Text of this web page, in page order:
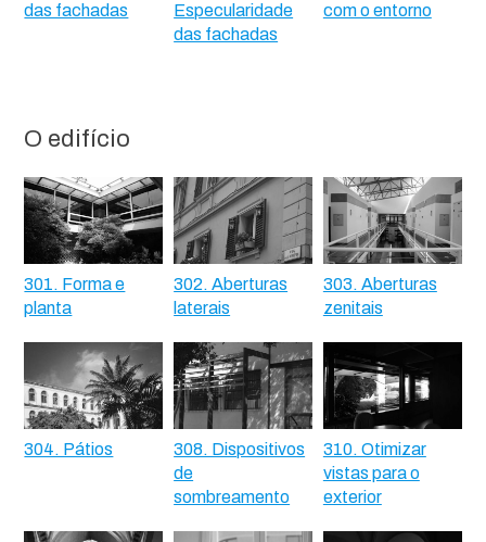
das fachadas
Especularidade
das fachadas
com o entorno
O edifício
301. Forma e
planta
302. Aberturas
laterais
303. Aberturas
zenitais
304. Pátios
308. Dispositivos
de
sombreamento
310. Otimizar
vistas para o
exterior